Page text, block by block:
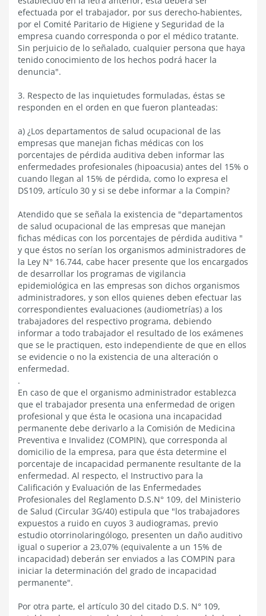
efectuada por el trabajador, por sus derecho-habientes,
por el Comité Paritario de Higiene y Seguridad de la
empresa cuando corresponda o por el médico tratante.
Sin perjuicio de lo señalado, cualquier persona que haya
tenido conocimiento de los hechos podrá hacer la
denuncia".
3. Respecto de las inquietudes formuladas, éstas se
responden en el orden en que fueron planteadas:
a) ¿Los departamentos de salud ocupacional de las
empresas que manejan fichas médicas con los
porcentajes de pérdida auditiva deben informar las
enfermedades profesionales (hipoacusia) antes del 15% o
cuando llegan al 15% de pérdida, como lo expresa el
DS109, artículo 30 y si se debe informar a la Compin?
Atendido que se señala la existencia de "departamentos
de salud ocupacional de las empresas que manejan
fichas médicas con los porcentajes de pérdida auditiva "
y que éstos no serían los organismos administradores de
la Ley N° 16.744, cabe hacer presente que los encargados
de desarrollar los programas de vigilancia
epidemiológica en las empresas son dichos organismos
administradores, y son ellos quienes deben efectuar las
correspondientes evaluaciones (audiometrías) a los
trabajadores del respectivo programa, debiendo
informar a todo trabajador el resultado de los exámenes
que se le practiquen, esto independiente de que en ellos
se evidencie o no la existencia de una alteración o
enfermedad.
.
En caso de que el organismo administrador establezca
que el trabajador presenta una enfermedad de origen
profesional y que ésta le ocasiona una incapacidad
permanente debe derivarlo a la Comisión de Medicina
Preventiva e Invalidez (COMPIN), que corresponda al
domicilio de la empresa, para que ésta determine el
porcentaje de incapacidad permanente resultante de la
enfermedad. Al respecto, el Instructivo para la
Calificación y Evaluación de las Enfermedades
Profesionales del Reglamento D.S.N° 109, del Ministerio
de Salud (Circular 3G/40) estipula que "los trabajadores
expuestos a ruido en cuyos 3 audiogramas, previo
estudio otorrinolaringólogo, presenten un daño auditivo
igual o superior a 23,07% (equivalente a un 15% de
incapacidad) deberán ser enviados a las COMPIN para
iniciar la determinación del grado de incapacidad
permanente".
Por otra parte, el artículo 30 del citado D.S. N° 109,